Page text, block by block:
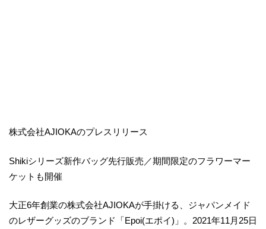
株式会社AJIOKAのプレスリリース
Shikiシリーズ新作バッグ先行販売／期間限定のフラワーマー
ケットも開催
大正6年創業の株式会社AJIOKAが手掛ける、ジャパンメイド
のレザーグッズのブランド「Epoi(エポイ)」。2021年11月25日